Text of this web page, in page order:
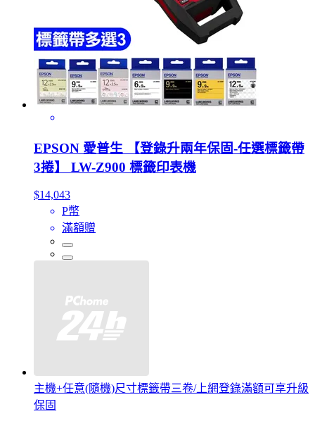
EPSON 愛普生 【登錄升兩年保固-任選標籤帶
3捲】 LW-Z900 標籤印表機
$14,043
P幣
滿額贈
主機+任意(隨機)尺寸標籤帶三卷/上網登錄滿額可享升級
保固